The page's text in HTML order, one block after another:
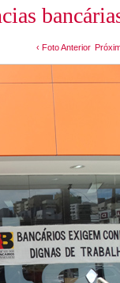
‹ Foto Anterior